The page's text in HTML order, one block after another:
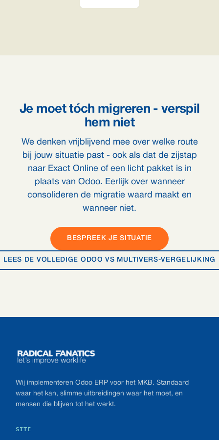
Je moet tóch migreren - verspil
hem niet
We denken vrijblijvend mee over welke route
bij jouw situatie past - ook als dat de zijstap
naar Exact Online of een licht pakket is in
plaats van Odoo. Eerlijk over wanneer
consolideren de migratie waard maakt en
wanneer niet.
BESPREEK JE SITUATIE
LEES DE VOLLEDIGE ODOO VS MULTIVERS-VERGELIJKING
Wij implementeren Odoo ERP voor het MKB. Standaard
waar het kan, slimme uitbreidingen waar het moet, en
mensen die blijven tot het werkt.
SITE